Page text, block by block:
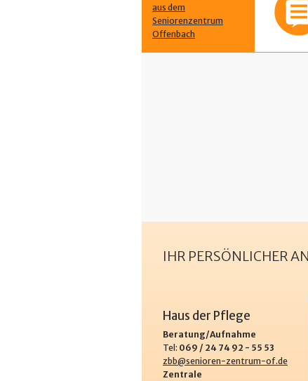
aus dem
Seniorenzentrum
Offenbach
IHR PERSÖNLICHER
Haus der Pflege
Beratung/Aufnahme
Tel: 069 / 24 74 92 - 55 53
zbb@senioren-zentrum-of.de
Zentrale